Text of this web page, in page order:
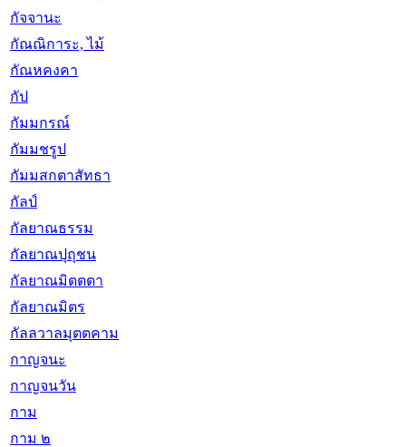
กัจจานะ
กัณณิการะ, ไม้
กัณหคงคา
กัป
กัมมกรณ์
กัมมชรูป
กัมมสกตาสัทธา
กัลป์
กัลยาณธรรม
กัลยาณปุถุชน
กัลยาณมิตตตา
กัลยาณมิตร
กัลลวาลมุตตคาม
กาญจนะ
กาญจนวัน
กาม
กาม ๒